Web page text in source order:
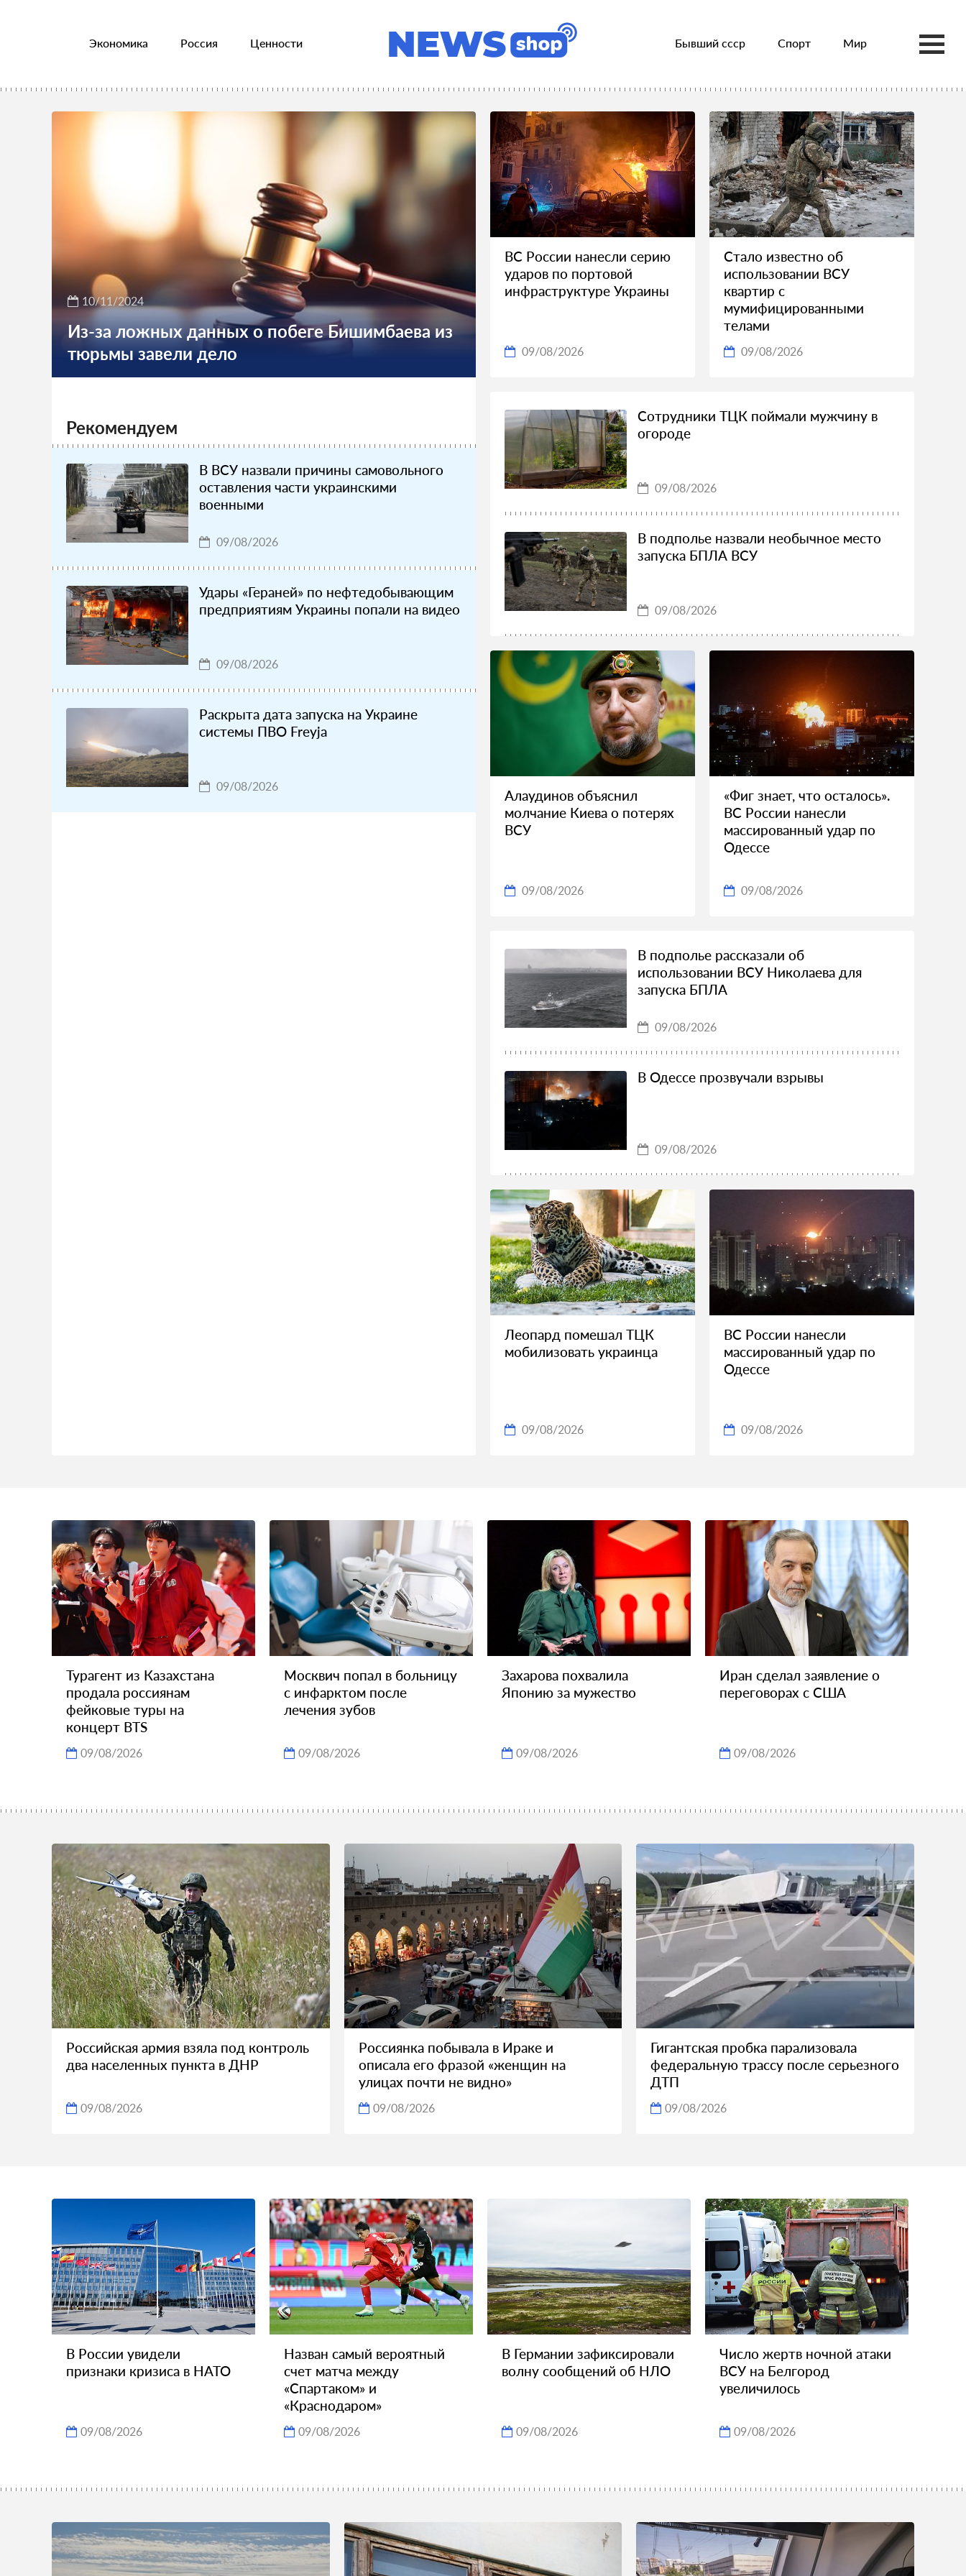
Экономика Россия Ценности Бывший ссср Спорт Мир
10/11/2024
Из-за ложных данных о побеге Бишимбаева из
тюрьмы завели дело
Рекомендуем
В ВСУ назвали причины самовольного
оставления части украинскими
военными
09/08/2026
Удары «Гераней» по нефтедобывающим
предприятиям Украины попали на видео
09/08/2026
Раскрыта дата запуска на Украине
системы ПВО Freyja
09/08/2026
ВС России нанесли серию
ударов по портовой
инфраструктуре Украины
09/08/2026
Стало известно об
использовании ВСУ
квартир с
мумифицированными
телами
09/08/2026
Сотрудники ТЦК поймали мужчину в
огороде
09/08/2026
В подполье назвали необычное место
запуска БПЛА ВСУ
09/08/2026
Алаудинов объяснил
молчание Киева о потерях
ВСУ
09/08/2026
«Фиг знает, что осталось».
ВС России нанесли
массированный удар по
Одессе
09/08/2026
В подполье рассказали об
использовании ВСУ Николаева для
запуска БПЛА
09/08/2026
В Одессе прозвучали взрывы
09/08/2026
Леопард помешал ТЦК
мобилизовать украинца
09/08/2026
ВС России нанесли
массированный удар по
Одессе
09/08/2026
Турагент из Казахстана
продала россиянам
фейковые туры на
концерт BTS
09/08/2026
Москвич попал в больницу
с инфарктом после
лечения зубов
09/08/2026
Захарова похвалила
Японию за мужество
09/08/2026
Иран сделал заявление о
переговорах с США
09/08/2026
Российская армия взяла под контроль
два населенных пункта в ДНР
09/08/2026
Россиянка побывала в Ираке и
описала его фразой «женщин на
улицах почти не видно»
09/08/2026
Гигантская пробка парализовала
федеральную трассу после серьезного
ДТП
09/08/2026
В России увидели
признаки кризиса в НАТО
09/08/2026
Назван самый вероятный
счет матча между
«Спартаком» и
«Краснодаром»
09/08/2026
В Германии зафиксировали
волну сообщений об НЛО
09/08/2026
Число жертв ночной атаки
ВСУ на Белгород
увеличилось
09/08/2026